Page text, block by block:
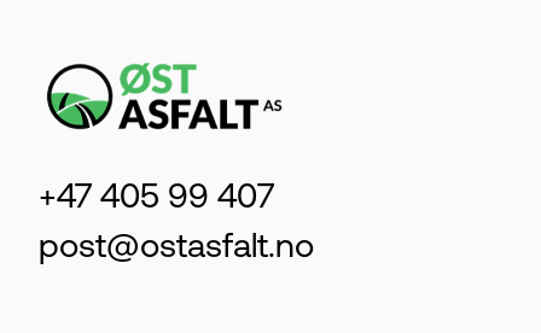
+47 405 99 407
post@ostasfalt.no